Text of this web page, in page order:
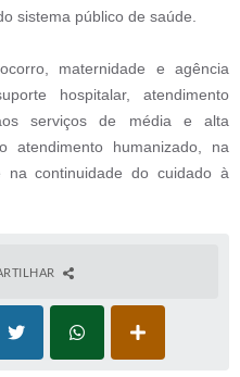
sistema público de saúde.
maternidade e agência
hospitalar, atendimento
serviços de média e alta
atendimento humanizado, na
na continuidade do cuidado à